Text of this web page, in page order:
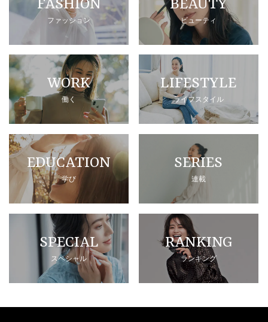
FASHION
ファッション
BEAUTY
ビューティ
WORK
働く
LIFESTYLE
ライフスタイル
EDUCATION
学び
SERIES
連載
SPECIAL
スペシャル
RANKING
ランキング